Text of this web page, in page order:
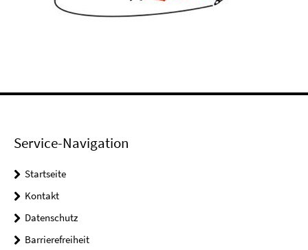
Service-Navigation
Startseite
Kontakt
Datenschutz
Barrierefreiheit